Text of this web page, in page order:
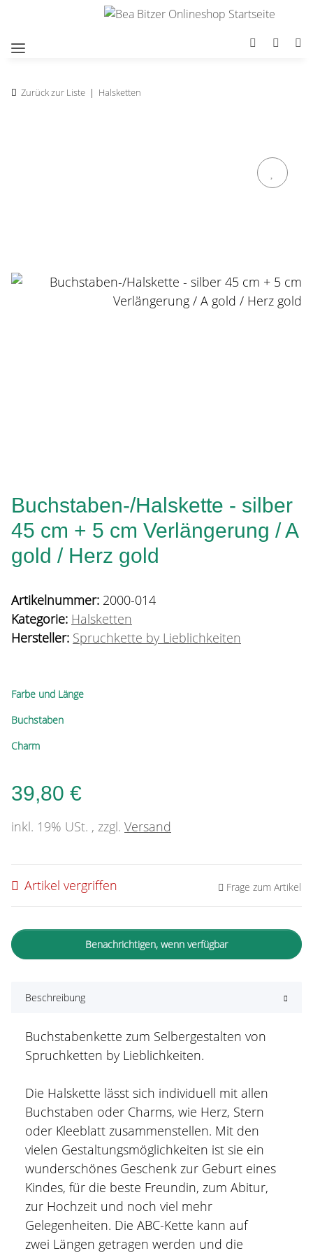
Zurück zur Liste Halsketten
Buchstaben-/Halskette - silber
45 cm + 5 cm Verlängerung / A
gold / Herz gold
Artikelnummer: 2000-014
Kategorie: Halsketten
Hersteller: Spruchkette by Lieblichkeiten
Farbe und Länge
Buchstaben
Charm
39,80 €
inkl. 19% USt. , zzgl. Versand
Artikel vergriffen Frage zum Artikel
Benachrichtigen, wenn verfügbar
Beschreibung
Buchstabenkette zum Selbergestalten von
Spruchketten by Lieblichkeiten.
Die Halskette lässt sich individuell mit allen
Buchstaben oder Charms, wie Herz, Stern
oder Kleeblatt zusammenstellen. Mit den
vielen Gestaltungsmöglichkeiten ist sie ein
wunderschönes Geschenk zur Geburt eines
Kindes, für die beste Freundin, zum Abitur,
zur Hochzeit und noch viel mehr
Gelegenheiten. Die ABC-Kette kann auf
zwei Längen getragen werden und die